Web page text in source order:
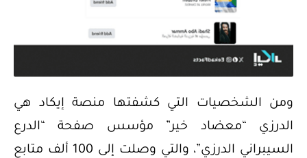
ومن الشخصيات التي كشفتها منصة إيكاد هي
الدرزي “معضاد خير” مؤسس صفحة “الدرع
السيبراني الدرزي”، والتي وصلت إلى 100 ألف متابع